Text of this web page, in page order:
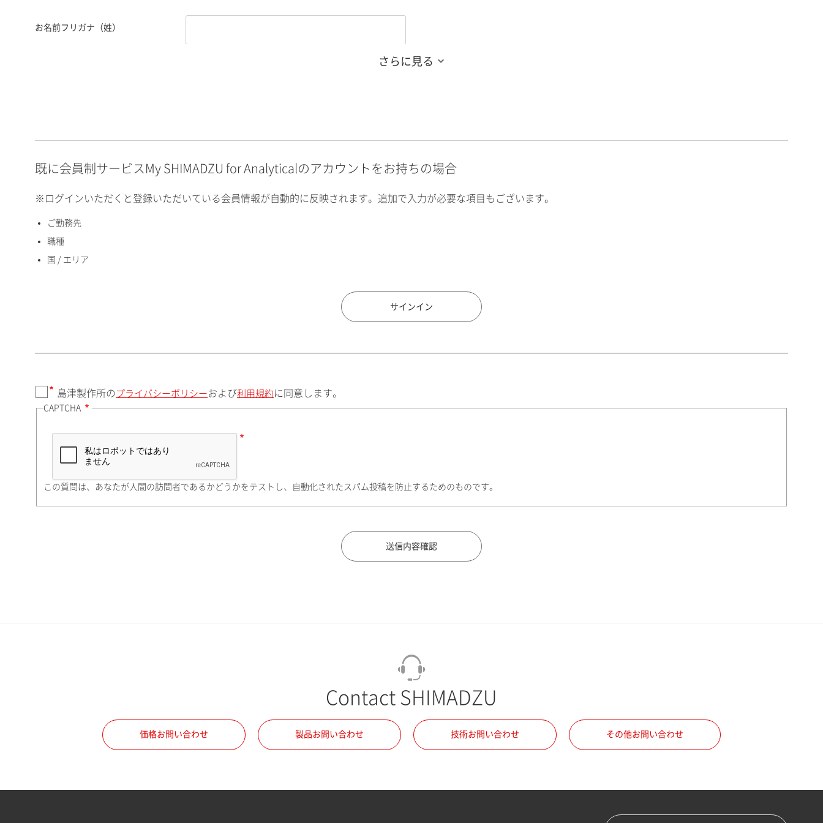
お名前フリガナ（姓）
英数）
国 / エリア
住所検索
町名・番地（勤務先）
所属部署
さらに見る
既に会員制サービスMy SHIMADZU for Analyticalのアカウントをお持ちの場合
※ログインいただくと登録いただいている会員情報が自動的に反映されます。追加で入力が必要な項目もございます。
ご勤務先
職種
国 / エリア
サインイン
島津製作所の プライバシーポリシー および利用規約 に同意します。
CAPTCHA
この質問は、あなたが人間の訪問者であるかどうかをテストし、自動化されたスパム投稿を防止するためのものです。
Contact SHIMADZU
価格お問い合わせ 製品お問い合わせ 技術お問い合わせ その他お問い合わせ